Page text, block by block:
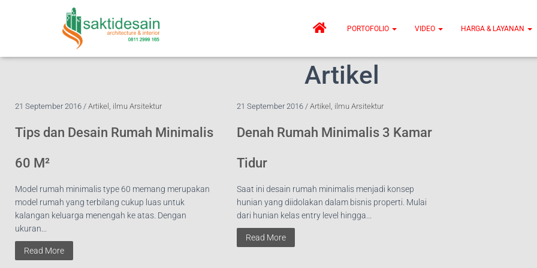
PORTOFOLIO VIDEO HARGA & LAYANAN
Artikel
21 September 2016 / Artikel ilmu Arsitektur
Tips dan Desain Rumah Minimalis
60 M²
Model rumah minimalis type 60 memang merupakan
model rumah yang terbilang cukup luas untuk
kalangan keluarga menengah ke atas. Dengan
ukuran...
Read More
21 September 2016 / Artikel ilmu Arsitektur
Denah Rumah Minimalis 3 Kamar
Tidur
Saat ini desain rumah minimalis menjadi konsep
hunian yang diidolakan dalam bisnis properti. Mulai
dari hunian kelas entry level hingga...
Read More